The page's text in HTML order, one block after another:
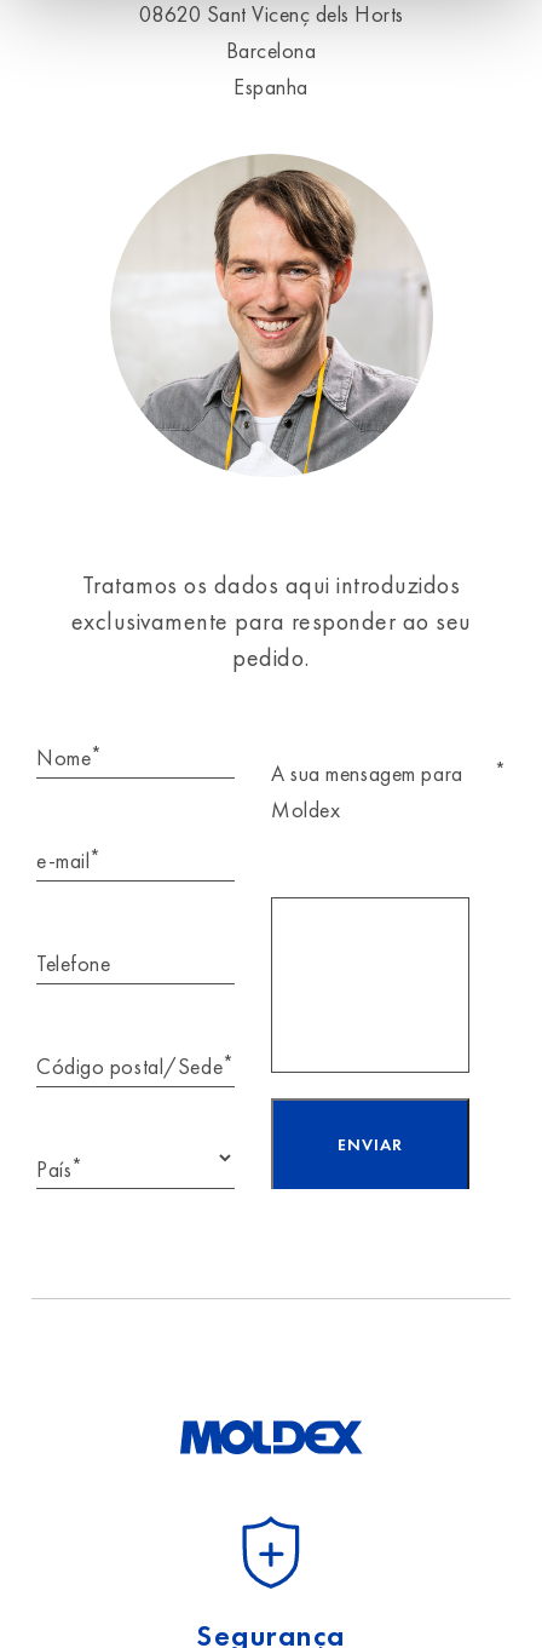
08620 Sant Vicenç dels Horts
Barcelona
Espanha
Tratamos os dados aqui introduzidos
exclusivamente para responder ao seu
pedido.
Nome*
e-mail*
Telefone
Código postal/Sede*
País*
A sua mensagem para
Moldex
*
Segurança